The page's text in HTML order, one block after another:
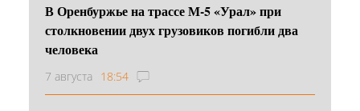
В Оренбуржье на трассе М-5 «Урал» при
столкновении двух грузовиков погибли два
человека
7 августа 18:54